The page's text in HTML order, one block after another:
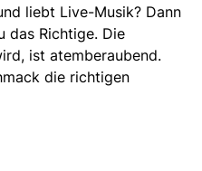
liebt Live-Musik? Dann
das Richtige. Die
ist atemberaubend.
die richtigen